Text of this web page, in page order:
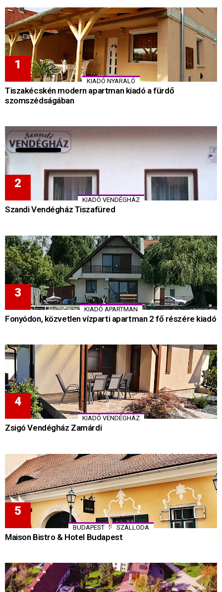
KIADÓ NYARALÓ
Tiszakécskén modern apartman kiadó a fürdő
szomszédságában
KIADÓ VENDÉGHÁZ
Szandi Vendégház Tiszafüred
KIADÓ APARTMAN
Fonyódon, közvetlen vízparti apartman 2 fő részére kiadó
KIADÓ VENDÉGHÁZ
Zsigó Vendégház Zamárdi
BUDAPEST , SZÁLLODA
Maison Bistro & Hotel Budapest